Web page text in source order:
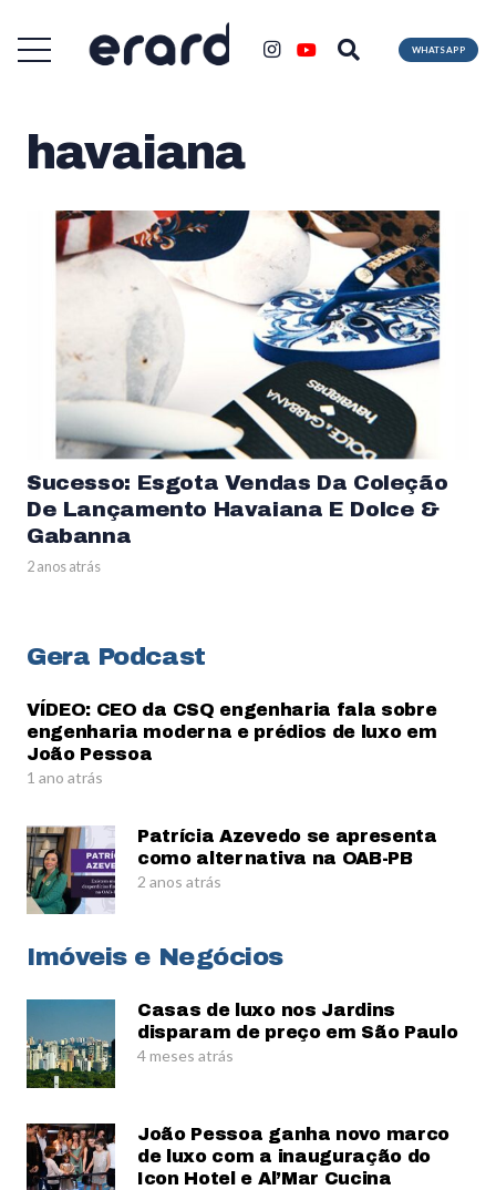
WHATSAPP
havaiana
Sucesso: Esgota Vendas Da Coleção
De Lançamento Havaiana E Dolce &
Gabanna
2 anos atrás
Gera Podcast
VÍDEO: CEO da CSQ engenharia fala sobre
engenharia moderna e prédios de luxo em
João Pessoa
1 ano atrás
Patrícia Azevedo se apresenta
como alternativa na OAB-PB
2 anos atrás
Imóveis e Negócios
Casas de luxo nos Jardins
disparam de preço em São Paulo
4 meses atrás
João Pessoa ganha novo marco
de luxo com a inauguração do
Icon Hotel e Al’Mar Cucina